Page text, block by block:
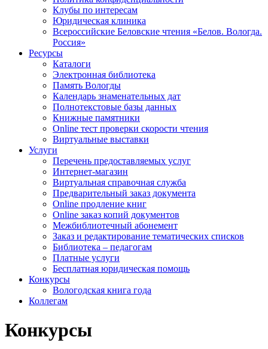
Клубы по интересам
Юридическая клиника
Всероссийские Беловские чтения «Белов. Вологда.
Россия»
Ресурсы
Каталоги
Электронная библиотека
Память Вологды
Календарь знаменательных дат
Полнотекстовые базы данных
Книжные памятники
Online тест проверки скорости чтения
Виртуальные выставки
Услуги
Перечень предоставляемых услуг
Интернет-магазин
Виртуальная справочная служба
Предварительный заказ документа
Online продление книг
Online заказ копий документов
Межбиблиотечный абонемент
Заказ и редактирование тематических списков
Библиотека – педагогам
Платные услуги
Бесплатная юридическая помощь
Конкурсы
Вологодская книга года
Коллегам
Конкурсы